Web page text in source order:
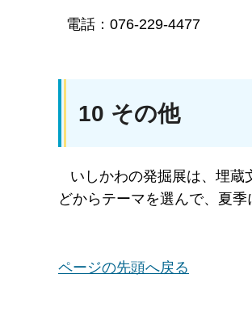
電話：076-229-4477
10 その他
いしかわの発掘展は、埋蔵
どからテーマを選んで、夏季
ページの先頭へ戻る